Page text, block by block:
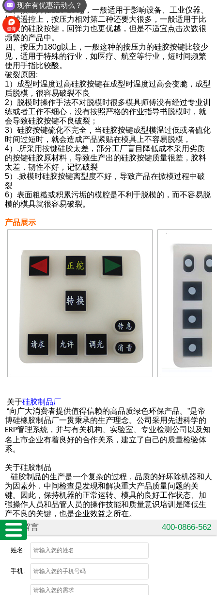
三、按压力在120-180g，一般适用于影响设备、工业仪器、
机械遥控上，按压力相对第二种还要大很多，一般适用于比
较大的硅胶按键，回弹力也更优越，但是不适宜点击次数很
频繁的产品中。
四、按压力180g以上，一般这种的按压力的硅胶按键比较少
见，适用于特殊的行业，如医疗、航空等行业，短时间频繁
使用手指比较酸。
破裂原因:
1）成型时温度过高硅胶按键在成型时温度过高会变脆，成型
后脱模，很容易破裂不良
2）脱模时操作手法不对脱模时很多模具师傅没有经过专业训
练或者工作不细心，没有按照严格的作业指导书脱模时，就
会导致硅胶按键不良破裂；
3）硅胶按键硫化不完全，当硅胶按键成型模温过低或者硫化
时间过短时，就会造成产品紧贴在模具上不容易脱模，
4）.所采用按键硅胶太差，部分工厂盲目降低成本采用劣质
的按键硅胶原材料，导致生产出的硅胶按键质量很差，胶料
太差，韧性不好，记忆破裂
5）.掀模时硅胶按键离型度不好，导致产品在掀模过程中破
裂
6）表面粗糙或积累污垢的模腔是不利于脱模的，而不容易脱
模的模具就很容易破裂。
产品展示
关于硅胶制品厂
“向广大消费者提供值得信赖的高品质绿色环保产品。”是帝
博硅橡胶制品厂一贯秉承的生产理念。公司采用先进科学的
ERP管理系统，并与有关机构、实验室、专业检测公司以及知
名上市企业有着良好的合作关系，建立了自己的质量检验体
系。
关于硅胶制品
硅胶制品的生产是一个复杂的过程，品质的好坏除机器和人
为因素外．中间检查是发现和解决重大产品质量问题的关
键。因此，保持机器的正常运转、模具的良好工作状态、加
强操作人员和品管人员的操作技能和质量意识培训是降低生
产不良的关键，也是企业效益之所在。
在线留言 400-0866-562
姓名:
手机:
可以介绍下你们的产品么？
现在有优惠活动么？